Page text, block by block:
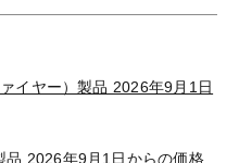
イヤー）製品 2026年9月1日
品 2026年9月1日からの価格